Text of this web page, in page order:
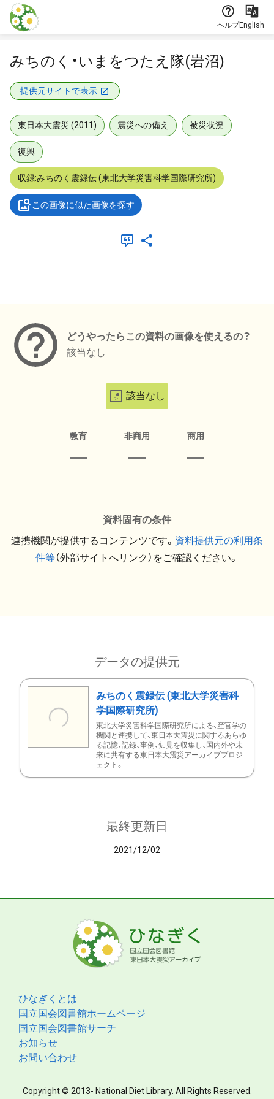
本文に飛ぶ
ヘルプEnglish
みちのく・いまをつたえ隊(岩沼)
提供元サイトで表示
東日本大震災 (2011) 震災への備え 被災状況
復興
収録:みちのく震録伝 (東北大学災害科学国際研究所)
この画像に似た画像を探す
どうやったらこの資料の画像を使えるの？
該当なし
該当なし
教育 非商用 商用
資料固有の条件
連携機関が提供するコンテンツです。 資料提供元の利用条
件等（外部サイトへリンク）をご確認ください。
データの提供元
みちのく震録伝 (東北大学災害科
学国際研究所)
東北大学災害科学国際研究所による、産官学の
機関と連携して、東日本大震災に関するあらゆ
る記憶、記録、事例、知見を収集し、国内外や未
来に共有する東日本大震災アーカイブプロジ
ェクト。
最終更新日
2021/12/02
ひなぎくとは
国立国会図書館ホームページ
国立国会図書館サーチ
お知らせ
お問い合わせ
Copyright © 2013- National Diet Library. All Rights Reserved.